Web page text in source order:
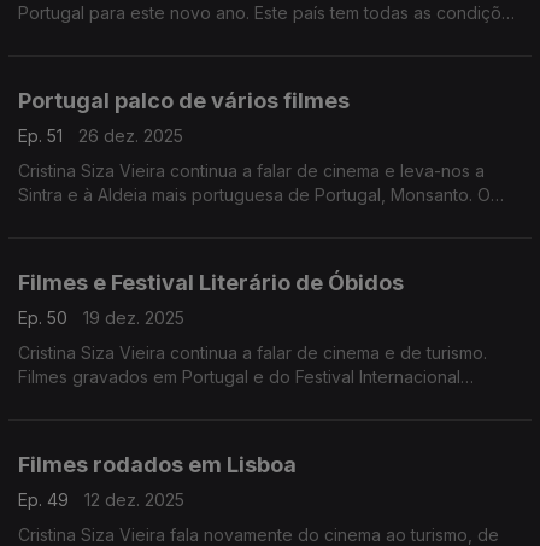
Portugal para este novo ano. Este país tem todas as condições
Portugal palco de vários filmes
Ep. 51
26 dez. 2025
Cristina Siza Vieira continua a falar de cinema e leva-nos a
Sintra e à Aldeia mais portuguesa de Portugal, Monsanto. O
Filmes e Festival Literário de Óbidos
Ep. 50
19 dez. 2025
Cristina Siza Vieira continua a falar de cinema e de turismo.
Filmes gravados em Portugal e do Festival Internacional
Filmes rodados em Lisboa
Ep. 49
12 dez. 2025
Cristina Siza Vieira fala novamente do cinema ao turismo, de